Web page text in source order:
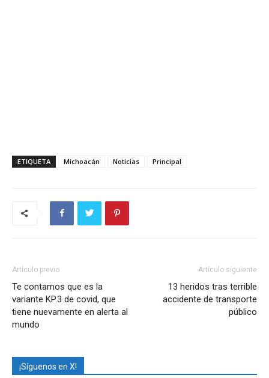
ETIQUETA Michoacán Noticias Principal
Artículo previo
Te contamos que es la
variante KP.3 de covid, que
tiene nuevamente en alerta al
mundo
Artículo siguiente
13 heridos tras terrible
accidente de transporte
público
¡Síguenos en X!